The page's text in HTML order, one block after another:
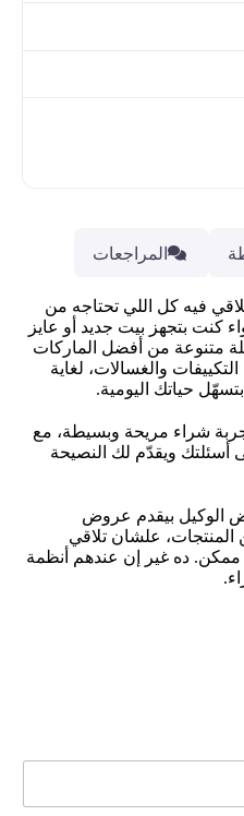
المراجعات
فيه كل اللي تحتاجه من
كنت بتجهز بيت جديد أو عايز
متنوعة من أفضل الماركات
والغسالات، لغاية
بتسهّل حياتك اليومية.
شراء مريحة وبسيطة، مع
أسئلتك ويقدّم لك النصيحة
الوكيل بيقدم عروض
علشان تلاقي
ممكن. ده غير إن عندهم أنظمة